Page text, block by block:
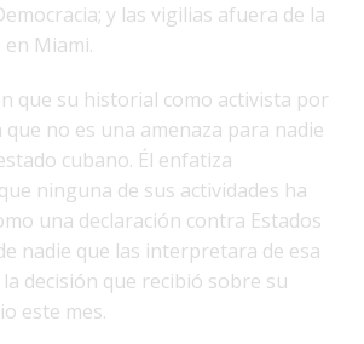
y las vigilias afuera de la
en Miami.
que su historial como activista por
no es una amenaza para nadie
cubano. Él enfatiza
ninguna de sus actividades ha
una declaración contra Estados
nadie que las interpretara de esa
decisión que recibió sobre su
este mes.